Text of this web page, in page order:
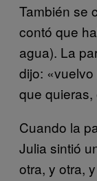
También se
contó que
agua). La
dijo:
que quieras,
Cuando la
Julia sintió
otra, y otra,